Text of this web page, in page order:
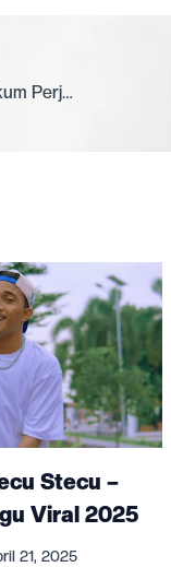
Aurelia Syaharani Merangkum Perjalanan Emosi Percintaan Lewat EP Terbarunya
Stecu –
Viral 2025
21, 2025